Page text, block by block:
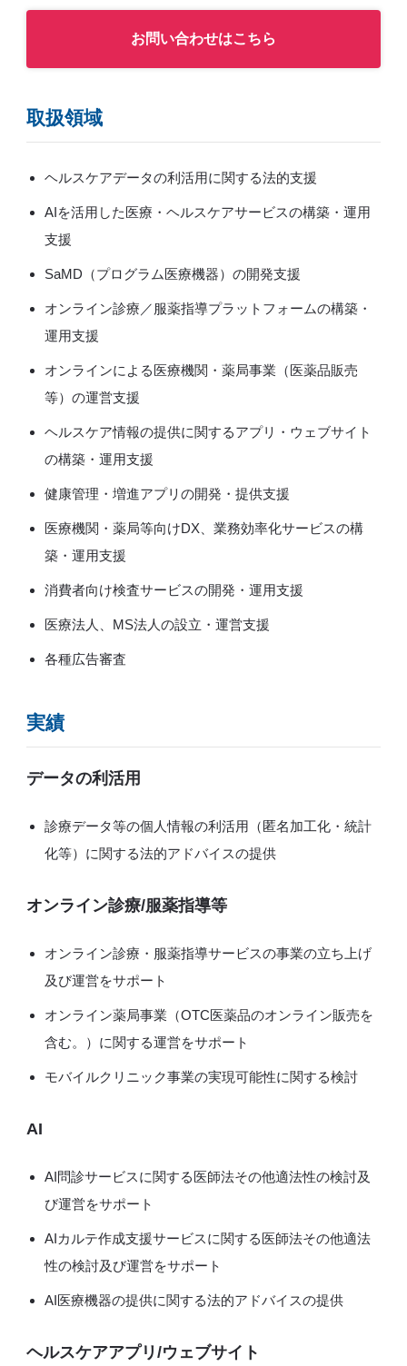
お問い合わせはこちら
取扱領域
ヘルスケアデータの利活用に関する法的支援
AIを活用した医療・ヘルスケアサービスの構築・運用
支援
SaMD（プログラム医療機器）の開発支援
オンライン診療／服薬指導プラットフォームの構築・
運用支援
オンラインによる医療機関・薬局事業（医薬品販売
等）の運営支援
ヘルスケア情報の提供に関するアプリ・ウェブサイト
の構築・運用支援
健康管理・増進アプリの開発・提供支援
医療機関・薬局等向けDX、業務効率化サービスの構
築・運用支援
消費者向け検査サービスの開発・運用支援
医療法人、MS法人の設立・運営支援
各種広告審査
実績
データの利活用
診療データ等の個人情報の利活用（匿名加工化・統計
化等）に関する法的アドバイスの提供
オンライン診療/服薬指導等
オンライン診療・服薬指導サービスの事業の立ち上げ
及び運営をサポート
オンライン薬局事業（OTC医薬品のオンライン販売を
含む。）に関する運営をサポート
モバイルクリニック事業の実現可能性に関する検討
AI
AI問診サービスに関する医師法その他適法性の検討及
び運営をサポート
AIカルテ作成支援サービスに関する医師法その他適法
性の検討及び運営をサポート
AI医療機器の提供に関する法的アドバイスの提供
ヘルスケアアプリ/ウェブサイト